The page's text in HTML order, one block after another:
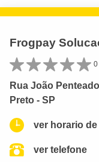
Frogpay
0
Rua João
Preto - SP
ver horario
ver telefone